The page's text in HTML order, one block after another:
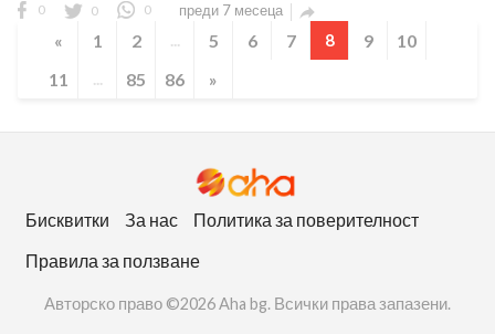
0 0 0 преди 7 месеца 
« 1 2 ... 5 6 7 8 9
10
11
... 85 86 »
Бисквитки За нас
Политика за поверителност
Правила за ползване
Авторско право ©2026 Aha bg. Всички права запазени.